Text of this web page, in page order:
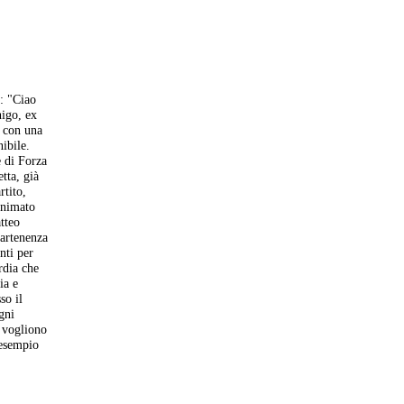
"Ciao
ex
una
di Forza
già
per
che
e
il
vogliono